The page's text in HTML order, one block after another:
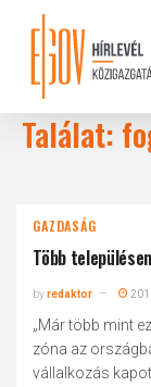
content
Találat:
GAZDASÁG
Több
byredaktor
„Már több mint
zóna az
vállalkozás